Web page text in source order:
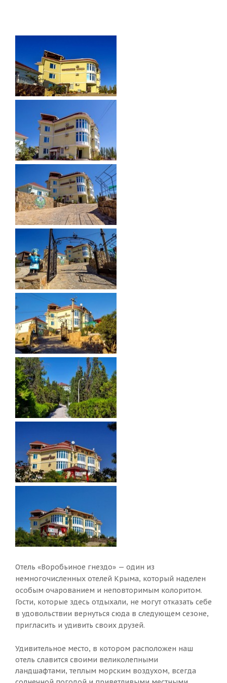
Отель «Воробьиное гнездо» — один из
немногочисленных отелей Крыма, который наделен
особым очарованием и неповторимым колоритом.
Гости, которые здесь отдыхали, не могут отказать себе
в удовольствии вернуться сюда в следующем сезоне,
пригласить и удивить своих друзей.
Удивительное место, в котором расположен наш
отель славится своими великолепными
ландшафтами, теплым морским воздухом, всегда